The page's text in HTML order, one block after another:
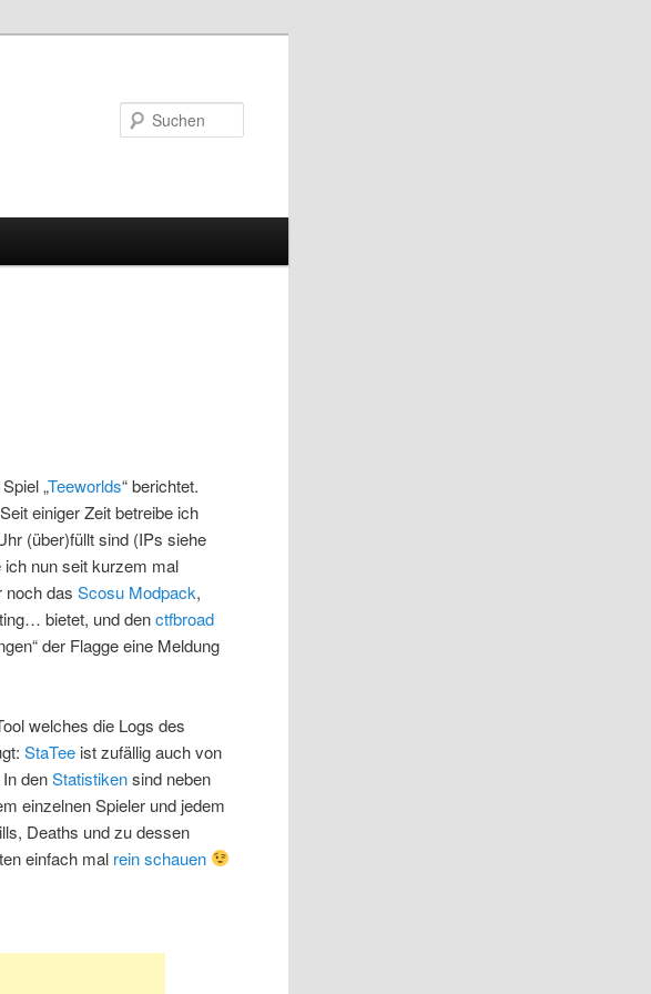
„Teeworlds“ berichtet.
einiger Zeit betreibe ich
(über)füllt sind (IPs siehe
nun seit kurzem mal
noch dasScosu Modpack,
bietet, und denctfbroad
der Flagge eine Meldung
welches die Logs des
StaTee ist zufällig auch von
In denStatistikensind neben
einzelnen Spieler und jedem
Deaths und zu dessen
einfach mal rein schauen